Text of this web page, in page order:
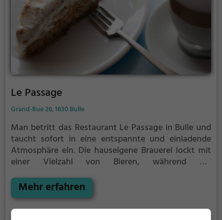
Le Passage
Grand-Rue 26, 1630 Bulle
Man betritt das Restaurant Le Passage in Bulle und
taucht sofort in eine entspannte und einladende
Atmosphäre ein. Die hauseigene Brauerei lockt mit
einer Vielzahl von Bieren, während die
Kaffeespezialitäten und köstlichem Kuchen erfreuen
können. Frühstücksliebhaber kommen ebenfalls auf
ihre Kosten, denn das Restaurant bietet eine große
Mehr erfahren